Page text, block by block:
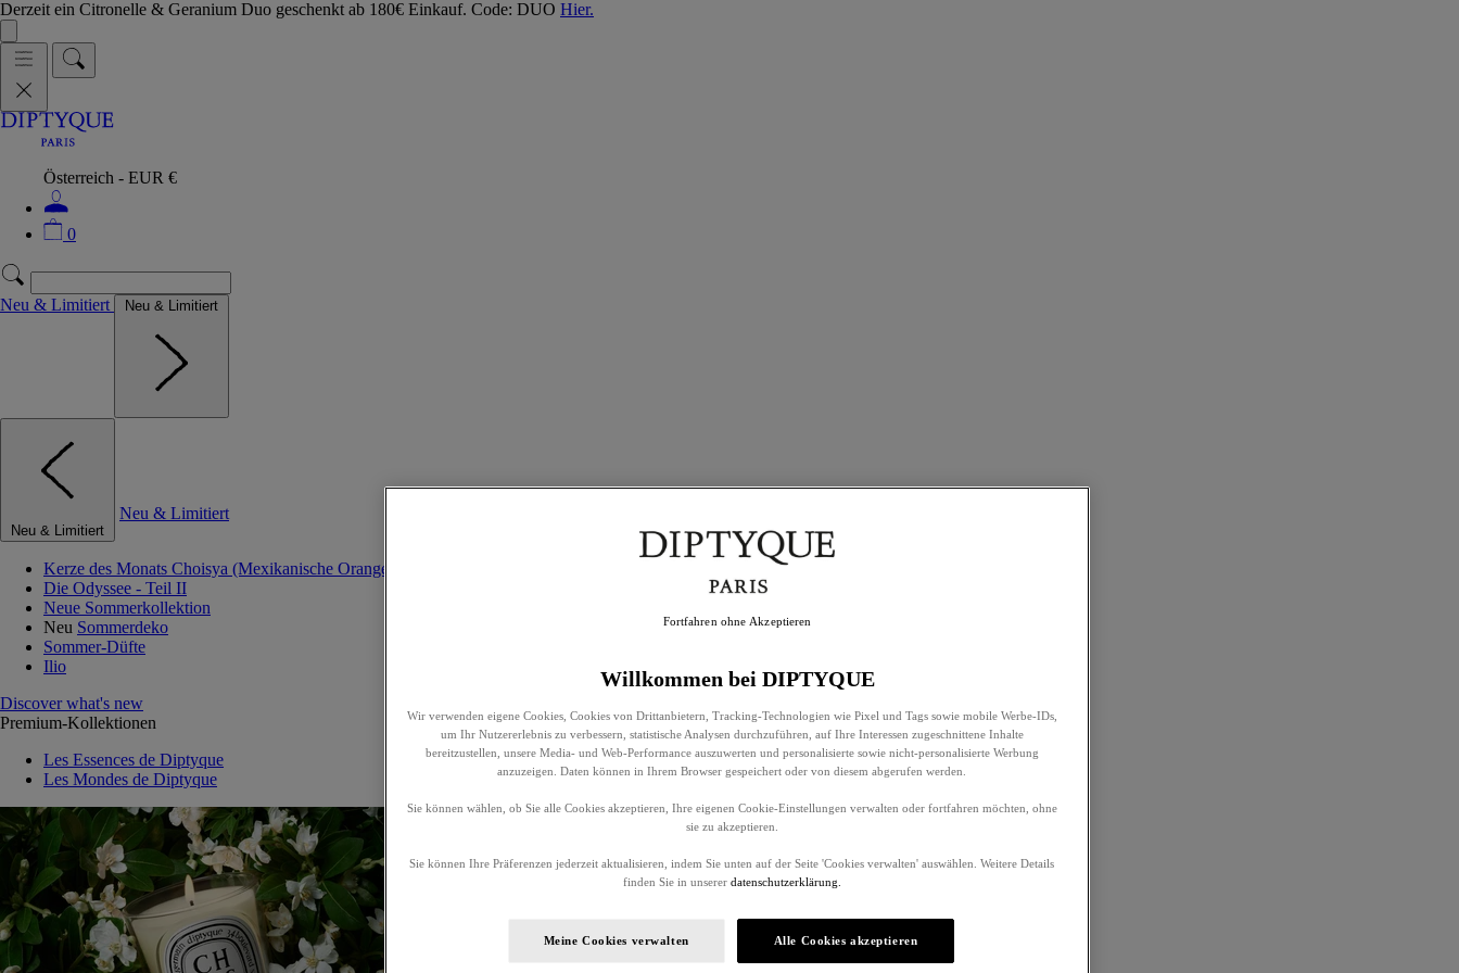
Derzeit ein Citronelle & Geranium Duo geschenkt ab 180€ Einkauf. Code: DUO Hier.
Österreich - EUR €
0
Neu & Limitiert Neu & Limitiert
Neu & Limitiert
Neu & Limitiert
Kerze des Monats Choisya (Mexikanische Orangenblume)
Die Odyssee - Teil II
Neue Sommerkollektion
Neu Sommerdeko
Sommer-Düfte
Ilio
Discover what's new
Premium-Kollektionen
Les Essences de Diptyque
Les Mondes de Diptyque
Willkommen bei DIPTYQUE
Wir verwenden eigene Cookies, Cookies von Drittanbietern, Tracking-Technologien wie Pixel und Tags sowie mobile Werbe-IDs,
um Ihr Nutzererlebnis zu verbessern, statistische Analysen durchzuführen, auf Ihre Interessen zugeschnittene Inhalte
bereitzustellen, unsere Media- und Web-Performance auszuwerten und personalisierte sowie nicht-personalisierte Werbung
anzuzeigen. Daten können in Ihrem Browser gespeichert oder von diesem abgerufen werden.
Sie können wählen, ob Sie alle Cookies akzeptieren, Ihre eigenen Cookie-Einstellungen verwalten oder fortfahren möchten, ohne
sie zu akzeptieren.
Sie können Ihre Präferenzen jederzeit aktualisieren, indem Sie unten auf der Seite 'Cookies verwalten' auswählen. Weitere Details
finden Sie in unserer datenschutzerklärung.
Meine Cookies verwalten Alle Cookies akzeptieren
Fortfahren ohne Akzeptieren